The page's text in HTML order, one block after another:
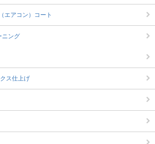
エアコン）コート
ニング
ス仕上げ